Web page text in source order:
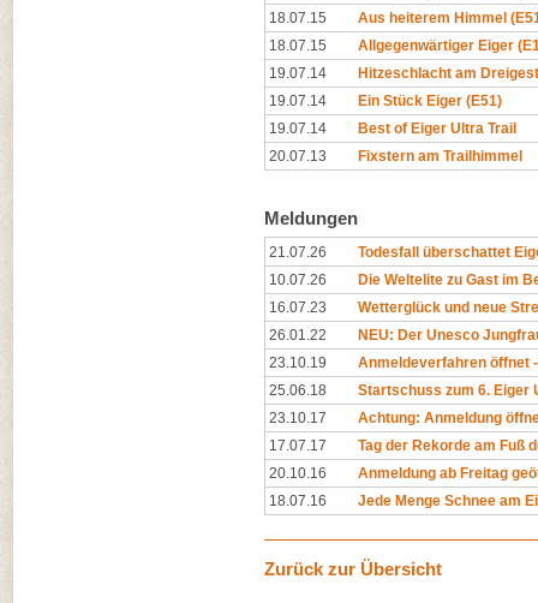
18.07.15
Aus heiterem Himmel
18.07.15
Allgegenwärtiger Eiger
19.07.14
Hitzeschlacht am
19.07.14
Ein Stück Eiger (E51)
19.07.14
Best of Eiger Ultra Trail
20.07.13
Fixstern am Trailhimmel
Meldungen
21.07.26
Todesfall überschattet
10.07.26
Die Weltelite zu Gast im
16.07.23
Wetterglück und neue
26.01.22
NEU: Der Unesco
23.10.19
Anmeldeverfahren öffnet
25.06.18
Startschuss zum 6. Eiger
23.10.17
Achtung: Anmeldung
17.07.17
Tag der Rekorde am Fuß
20.10.16
Anmeldung ab Freitag
18.07.16
Jede Menge Schnee am
Zurück zur Übersicht